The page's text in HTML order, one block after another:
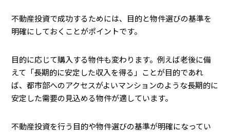
不動産投資で成功するためには、目的と物件選びの基準を
明確にしておくことがポイントです。
目的に応じて購入する物件も変わります。例えば老後に備
えて「長期的に安定した収入を得る」ことが目的であれ
ば、都市部へのアクセスがよいマンションのような長期的に
安定した需要の見込める物件が適しています。
不動産投資を行う目的や物件選びの基準が明確になってい